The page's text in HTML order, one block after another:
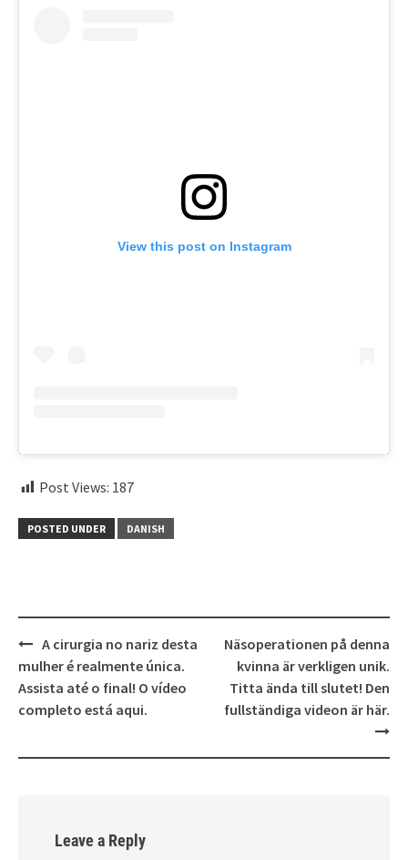
View this post on Instagram
Post Views: 187
POSTED UNDER DANISH
Post
navigation
A cirurgia no nariz desta
mulher é realmente única.
Assista até o final! O vídeo
completo está aqui.
Näsoperationen på denna
kvinna är verkligen unik.
Titta ända till slutet! Den
fullständiga videon är här.
Leave a Reply